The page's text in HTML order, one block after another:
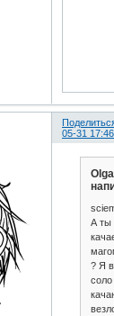
05-31
А ты
? Я
соло